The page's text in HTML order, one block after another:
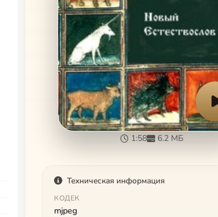
1:58 6.2 МБ
Техническая информация
КОДЕК
mjpeg